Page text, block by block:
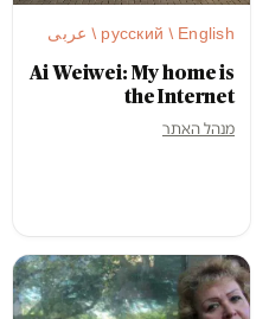
русский / English / عربى
Ai Weiwei: My home is
the Internet
מנהל האתר